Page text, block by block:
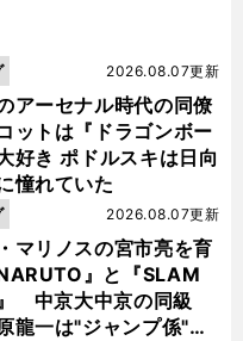
アーセナル時代の同僚
ットは『ドラゴンボー
好き ポドルスキは日向
憧れていた
2026.08.07更新
マリノスの宮市亮を育
』と『SLAM
中京大中京の同級
龍一は"ジャンプ係"だ
2026.08.07更新